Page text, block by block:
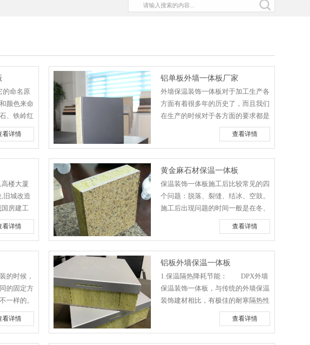
的命名原
颜色来命
、铁岭红
石的花纹
大理石、
理石、海
的现
岩、白
岩石经区
看详情
铝单板外墙一体板厂家
外墙保温装饰一体板对于加工生产各
方面有着很多年的历史了，而且我们
在生产的时候对于各方面的要求都是
非常严格的，所采用的原料不含对人
体有害的物质，接下来小编针对，我
工方案做一下详细的解说。 外墙
保温装饰一体板能在无做任何防水饰
面的情况下，用水泥粘结成池体装满
水，保温装饰一体板背面能保持干
燥，不留痕迹，在潮湿天气里也不会
查看详情
楼大厦
旧城改造
房建工
了新的突
,越来越多
系也提
、近年来
国家相
建筑企
看详情
黄金麻石材保温一体板
保温装饰一体板施工后比较常见的四
个问题：脱落、裂缝、结冰、空鼓。
施工后出现问题的时间一般是在冬、
夏季温度循环变化时，其隐藏的质量
或施工问题造成了这一系列问题。为
保温效果会降低很多。由于材料的使
用质量，施工过程中不注意等，板才
很容易松动，浆料出现空鼓和脱落。
查看详情
的时候，
的固定方
一样的。
细介绍一
。 1、完
看详情
铝板外墙保温一体板
1.保温隔热降耗节能： DPX外墙
保温装饰一体板，与传统的外墙保温
装饰建材相比，有极佳的耐寒隔热性
能。很大程度地降低了采暖和制冷能
耗，节省了能源支出。 2.质轻且
查看详情